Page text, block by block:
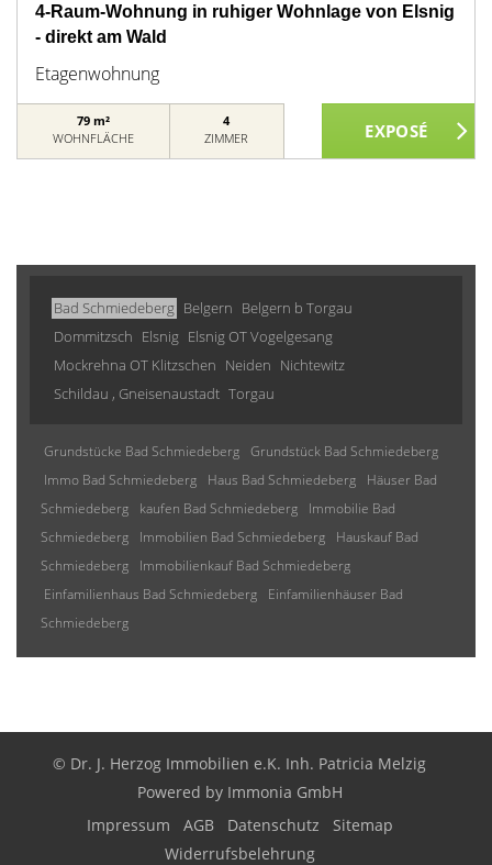
4-Raum-Wohnung in ruhiger Wohnlage von Elsnig
- direkt am Wald
Etagenwohnung
79 m²
WOHNFLÄCHE
4
ZIMMER
Bad Schmiedeberg Belgern Belgern b Torgau
Dommitzsch Elsnig Elsnig OT Vogelgesang
Mockrehna OT Klitzschen Neiden Nichtewitz
Schildau , Gneisenaustadt Torgau
Grundstücke Bad Schmiedeberg Grundstück Bad Schmiedeberg
Immo Bad Schmiedeberg
Haus Bad Schmiedeberg
Häuser Bad
Schmiedeberg
kaufen Bad Schmiedeberg
Immobilie Bad
Schmiedeberg
Immobilien Bad Schmiedeberg
Hauskauf Bad
Schmiedeberg
Immobilienkauf Bad Schmiedeberg
Einfamilienhaus Bad Schmiedeberg
Einfamilienhäuser Bad
Schmiedeberg
© Dr. J. Herzog Immobilien e.K. Inh. Patricia Melzig
Powered by Immonia GmbH
Impressum
AGB Datenschutz
Sitemap
Widerrufsbelehrung